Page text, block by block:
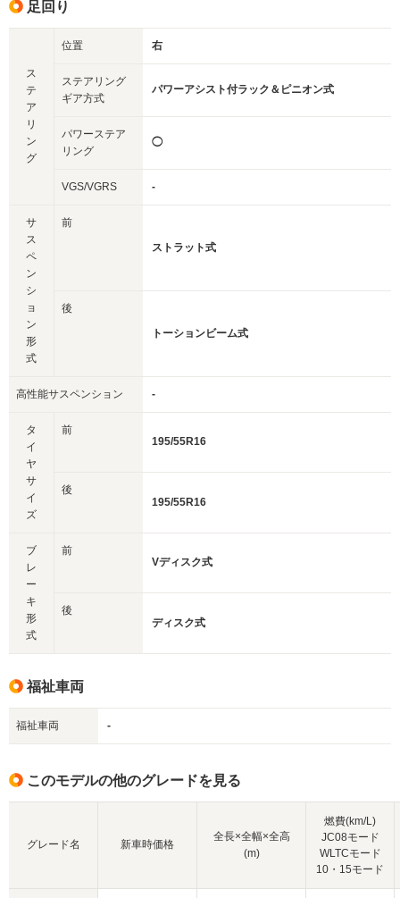
足回り
ス
テ
ア
リ
ン
グ
位置 右
ステアリング
ギア方式
パワーアシスト付ラック＆ピニオン式
パワーステア
リング
◯
VGS/VGRS -
サ
ス
ペ
ン
シ
ョ
ン
形
式
前
ストラット式
後
トーションビーム式
高性能サスペンション -
タ
イ
ヤ
サ
イ
ズ
前
195/55R16
後
195/55R16
ブ
レ
ー
キ
形
式
前
Vディスク式
後
ディスク式
福祉車両
福祉車両 -
このモデルの他のグレードを見る
グレード名 新車時価格
全長×全幅×全高
(m)
燃費(km/L)
JC08モード
WLTCモード
10・15モード